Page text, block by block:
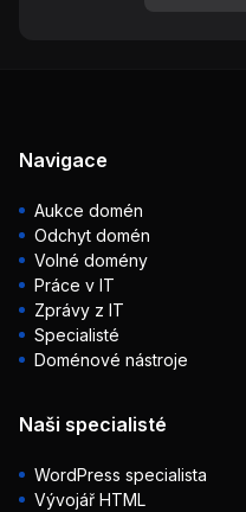
Navigace
Aukce domén
Odchyt domén
Volné domény
Práce v IT
Zprávy z IT
Specialisté
Doménové nástroje
Naši specialisté
WordPress specialista
Vývojář HTML